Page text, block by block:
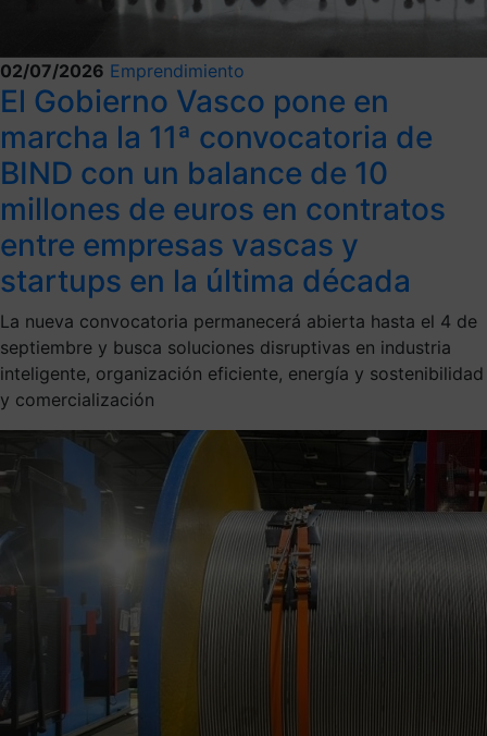
02/07/2026 Emprendimiento
El Gobierno Vasco pone en
marcha la 11ª convocatoria de
BIND con un balance de 10
millones de euros en contratos
entre empresas vascas y
startups en la última década
La nueva convocatoria permanecerá abierta hasta el 4 de
septiembre y busca soluciones disruptivas en industria
inteligente, organización eficiente, energía y sostenibilidad
y comercialización